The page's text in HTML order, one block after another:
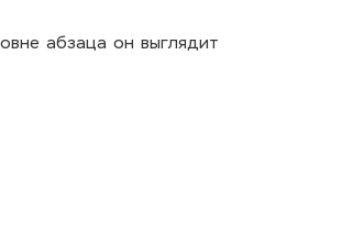
абзаца он выглядит